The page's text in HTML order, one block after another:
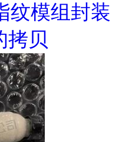
纹模组封装
拷贝